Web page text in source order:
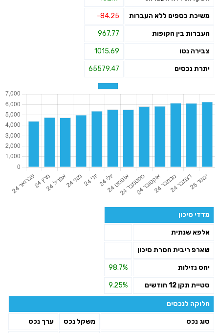
משיכת כספים ללא העברות -84.25
העברות בין הקופות 967.77
צבירה נטו 1015.69
יתרת נכסים 65579.47
מדדי סיכון
אלפא שנתית
שארפ ריבית חסרת סיכון
יחס נזילות 98.7%
סטיית תקן 12 חודשים 9.25%
חלוקה לנכסים
סוג נכס משקל נכס ערך נכס